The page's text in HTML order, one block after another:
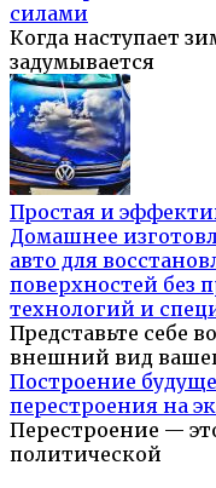
силами
Когда наступает
задумывается
Простая и
Домашнее
авто для
поверхностей без
технологий и
Представьте себе
внешний вид
Построение
перестроения на
Перестроение —
политической